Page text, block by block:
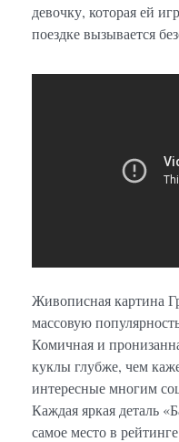
девочку, которая ей
поездке вызывается
Живописная картина
массовую
Комичная и
куклы глубже, чем
интересные многим
Каждая яркая деталь
самое место в